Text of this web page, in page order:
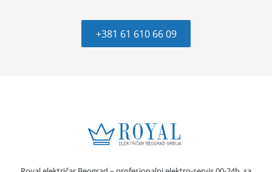
+381 61 610 66 09